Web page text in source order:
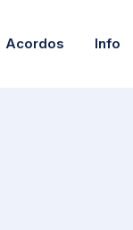
Acordos Info